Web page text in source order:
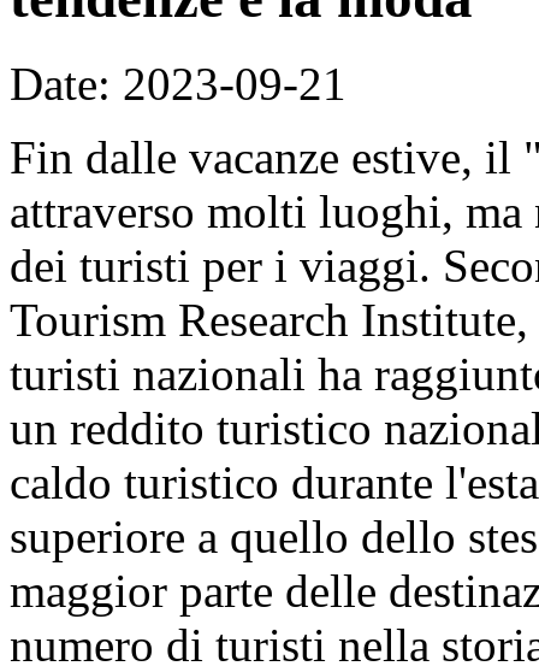
Date: 2023-09-21
Fin dalle vacanze estive, il
attraverso molti luoghi,
dei turisti per i viaggi.
Tourism Research
turisti nazionali ha
un reddito turistico
caldo turistico durante
superiore a quello dello
maggior parte delle
numero di turisti nella